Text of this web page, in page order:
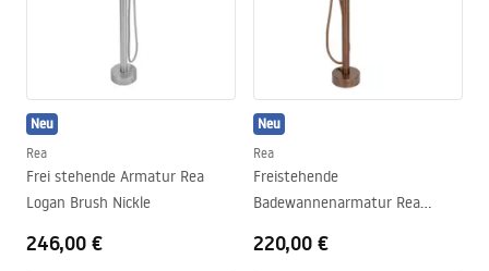
Neu
Rea
Frei stehende Armatur Rea
Logan Brush Nickle
246,00 €
Neu
Rea
Freistehende
Badewannenarmatur Rea
220,00 €